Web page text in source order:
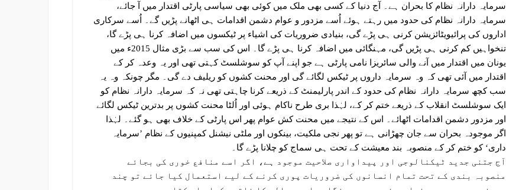
سرمایہ دارانہ نظام کا بحران ہے۔ آج دنیا کے کسی بھی ملک میں کوئی بھی سیاسی پارٹی اقتدار میں آ جائے،
سرمایہ دارانہ نظام کی حدود میں رہتے ہوئے اُسے مزدور و عوام دشمن اقدامات ہی اٹھانے پڑیں گے۔ اُسے سرکاری
اداروں کی پرائیویٹائزیشن کرنی ہی پڑے گی، بنیادی ضروریات کی اشیاء پر ٹیکسوں میں اضافہ کرنا ہی پڑے گا،
تنخواہیں کم کرنی ہی پڑیں گی، مہنگائی میں اضافہ کرنا ہی پڑے گا۔ اس کی سب سے بڑی مثال 2015ء میں
یونان میں اقتدار میں آنے والی سائریزا نامی پارٹی ہے جو اپنے آپ کو سوشلسٹ کہتی تھی اور یہ وعدہ کر کے
اقتدار میں آئی تھی کہ وہ سرمایہ داروں پر ٹیکس لگائے گی اور محنت کشوں کو ریلیف دے گی۔ مگر چونکہ وہ یہ
سب کچھ سرمایہ دارانہ نظام کی حدود کے اندر پارلیمنٹ کے ذریعے کرنا چاہتی تھی نہ کہ سرمایہ دارانہ نظام کو
ایک سوشلسٹ انقلاب کے ذریعے ختم کر کے، لہٰذا بری طرح ناکام ہوئی اور اُلٹا محنت کشوں پر بدترین ٹیکس لگائے
اور مزدور دشمن اقدامات اٹھائے۔ اس کے نتیجے میں محنت کش عوام پھر اس پارٹی کے خلاف بھی ہو گئے۔ لہٰذا
اگر موجودہ بحران سے جان چھڑانی ہے تو پھر نجی ملکیت، بینکوں اور ملٹی نیشنل کمپنیوں کے نظام ’سرمایہ
داری‘ کو ختم کر کے منصوبہ بند معیشت کے تحت ہی سماج کو چلانا پڑے گا۔
آج جتنی جدید ٹیکنالوجی اور پیداواری صلاحیت موجود ہے، اگر اسے منافع خوری کی بجائے
منصوبہ بندی کے تحت تمام انسانوں کی ضروریات پوری کرنے کے لیے استعمال کیا جائے تو چند